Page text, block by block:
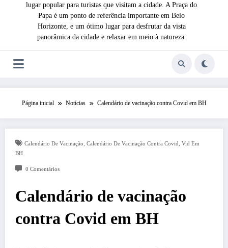
lugar popular para turistas que visitam a cidade. A Praça do
Papa é um ponto de referência importante em Belo
Horizonte, e um ótimo lugar para desfrutar da vista
panorâmica da cidade e relaxar em meio à natureza.
Página inicial Notícias Calendário de vacinação contra Covid em BH
Calendário De Vacinação, Calendário De Vacinação Contra Covid, Vid Em
BH
0 Comentários
Calendário de vacinação
contra Covid em BH